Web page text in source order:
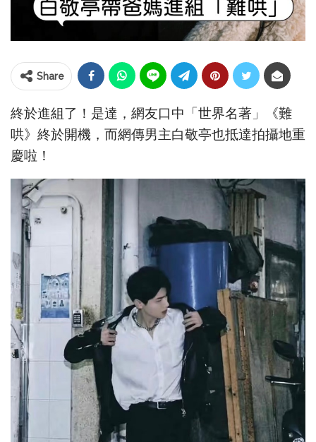
Share
終於進組了！是達，網友口中「世界名著」《難
哄》終於開機，而網傳男主白敬亭也抵達拍攝地重
慶啦！